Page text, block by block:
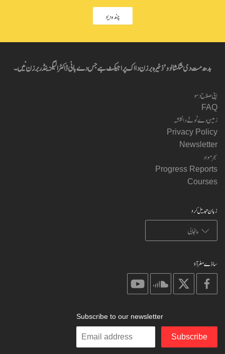
چندہ دیو
بدھ مت دی شکشا لوو’ ذخیرہ برزن دا اک پراجیکٹ ہے جس دے بانی ڈاکٹر الیگزینڈر برزن نیں۔
اپنی صلاح دسو
FAQ
زمین دے ٹوٹے دا نقشہ
Privacy Policy
Newsletter
سجر مواد
Progress Reports
Courses
زبان تبدیل کرو
ساڈے مغر آؤ
on
facebook
on
on
soundcloud
on
Subscribe to our newsletter
Enter
Subscribe